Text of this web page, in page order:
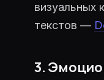
визуальных
текстов —
3.